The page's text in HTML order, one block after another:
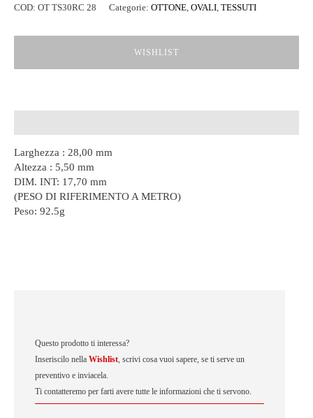
Questo prodotto ti interessa?
Inseriscilo nella Wishlist, scrivi cosa vuoi sapere, se ti serve un
preventivo e inviacela.
Ti contatteremo per farti avere tutte le informazioni che ti servono.
COD: OT TS30RC 28 Categorie: OTTONE, OVALI, TESSUTI
WISHLIST
Larghezza : 28,00 mm
Altezza : 5,50 mm
DIM. INT: 17,70 mm
(PESO DI RIFERIMENTO A METRO)
Peso: 92.5g